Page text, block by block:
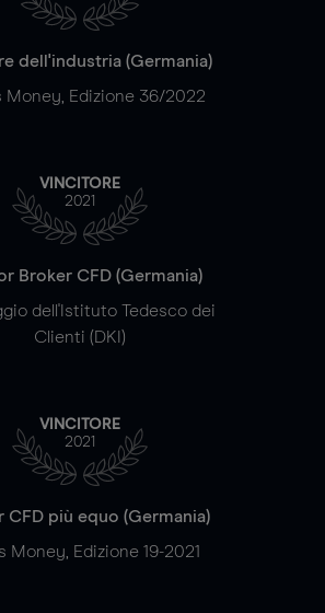
dell'industria (Germania)
Money, Edizione 36/2022
VINCITORE
2021
Broker CFD (Germania)
dell'Istituto Tedesco dei
Clienti (DKI)
VINCITORE
2021
CFD più equo (Germania)
Money, Edizione 19-2021